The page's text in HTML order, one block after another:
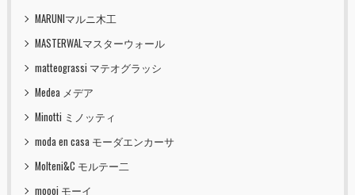
MARUNIマルニ木工
MASTERWALマスターウォール
matteograssi マテオグラッシ
Medea メデア
Minotti ミノッティ
moda en casa モーダエンカーサ
Molteni&C モルテー二
moooi モーイ